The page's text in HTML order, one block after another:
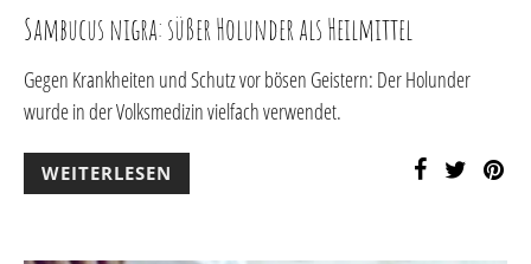
Sambucus nigra: süßer Holunder als Heilmittel
Gegen Krankheiten und Schutz vor bösen Geistern: Der Holunder
wurde in der Volksmedizin vielfach verwendet.
WEITERLESEN